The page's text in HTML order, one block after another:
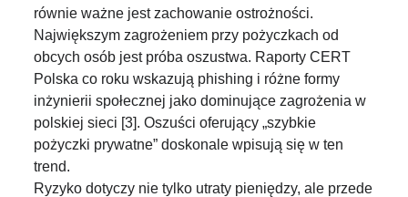
równie ważne jest zachowanie ostrożności.
Największym zagrożeniem przy pożyczkach od
obcych osób jest próba oszustwa. Raporty CERT
Polska co roku wskazują phishing i różne formy
inżynierii społecznej jako dominujące zagrożenia w
polskiej sieci [3]. Oszuści oferujący „szybkie
pożyczki prywatne” doskonale wpisują się w ten
trend.
Ryzyko dotyczy nie tylko utraty pieniędzy, ale przede